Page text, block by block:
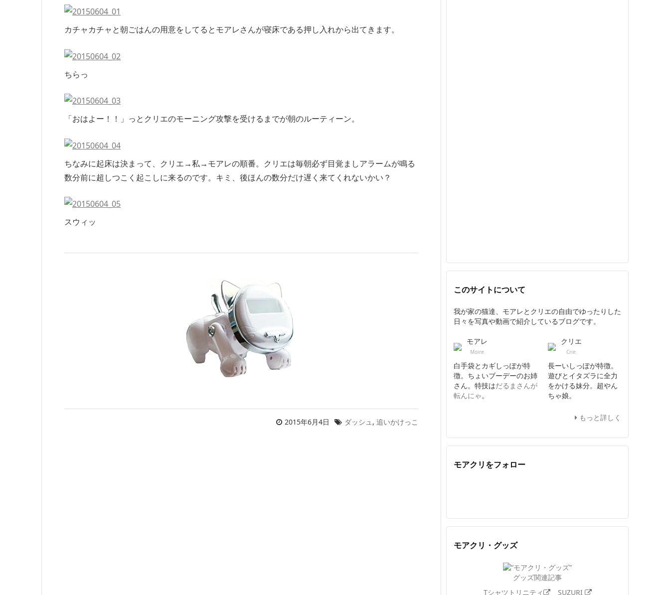
カチャカチャと朝ごはんの用意をしてるとモアレさんが寝床である押し入れから出てきます。
ちらっ
「おはよー！！」っとクリエのモーニング攻撃を受けるまでが朝のルーティーン。
ちなみに起床は決まって、クリエ→私→モアレの順番。クリエは毎朝必ず目覚ましアラームが鳴る
数分前に超しつこく起こしに来るのです。キミ、後ほんの数分だけ遅く来てくれないかい？
スウィッ
2015年6月4日 ダッシュ, 追いかけっこ
このサイトについて
我が家の猫達、モアレとクリエの自由でゆったりした
日々を写真や動画で紹介しているブログです。
モアレ
Moire
白手袋とカギしっぽが特
徴。ちょいブーデーのお姉
さん。特技はだるまさんが
転んにゃ。
クリエ
Crie
長ーいしっぽが特徴。
遊びとイタズラに全力
をかける妹分。超やん
ちゃ娘。
もっと詳しく
モアクリをフォロー
モアクリ・グッズ
グッズ関連記事
Tシャツトリニティ
SUZURI